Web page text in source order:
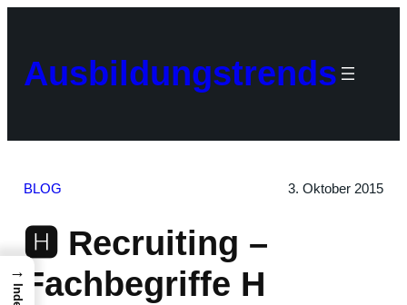
springen
Ausbildungstrends
BLOG 3. Oktober 2015
🅷 Recruiting –
Fachbegriffe H
→